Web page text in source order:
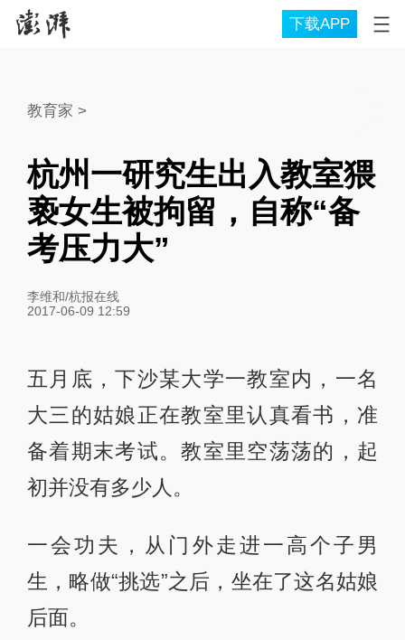
下载APP
教育家 >
杭州一研究生出入教室猥
亵女生被拘留，自称“备
考压力大”
李维和/杭报在线
2017-06-09 12:59
五月底，下沙某大学一教室内，一名
大三的姑娘正在教室里认真看书，准
备着期末考试。教室里空荡荡的，起
初并没有多少人。
一会功夫，从门外走进一高个子男
生，略做“挑选”之后，坐在了这名姑娘
后面。